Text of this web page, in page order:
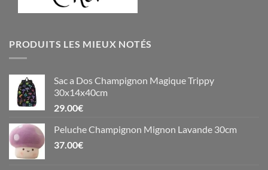
PRODUITS LES MIEUX NOTÉS
Sac a Dos Champignon Magique Trippy
30x14x40cm
29.00€
Peluche Champignon Mignon Lavande 30cm
37.00€